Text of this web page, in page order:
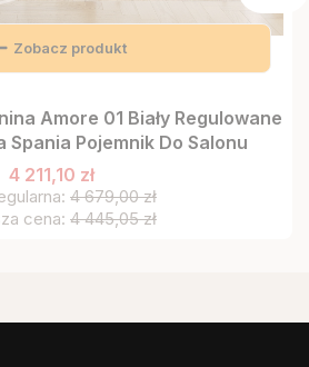
Zobacz produkt
Amore 01 Biały Regulowane
Spania Pojemnik Do Salonu
4 211,10 zł
4 679,00 zł
cena: 4 445,05 zł